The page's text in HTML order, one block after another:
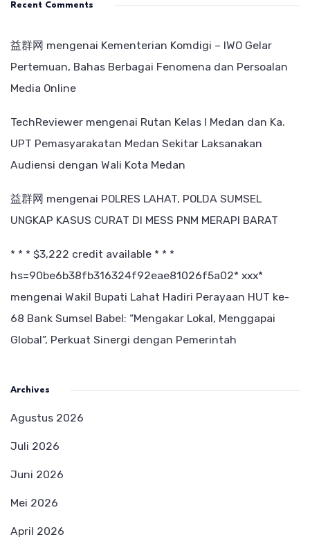
Recent Comments
益群网 mengenai Kementerian Komdigi – IWO Gelar
Pertemuan, Bahas Berbagai Fenomena dan Persoalan
Media Online
TechReviewer mengenai Rutan Kelas I Medan dan Ka.
UPT Pemasyarakatan Medan Sekitar Laksanakan
Audiensi dengan Wali Kota Medan
益群网 mengenai POLRES LAHAT, POLDA SUMSEL
UNGKAP KASUS CURAT DI MESS PNM MERAPI BARAT
* * * $3,222 credit available * * *
hs=90be6b38fb316324f92eae81026f5a02* ххх*
mengenai Wakil Bupati Lahat Hadiri Perayaan HUT ke-
68 Bank Sumsel Babel: “Mengakar Lokal, Menggapai
Global”, Perkuat Sinergi dengan Pemerintah
Archives
Agustus 2026
Juli 2026
Juni 2026
Mei 2026
April 2026